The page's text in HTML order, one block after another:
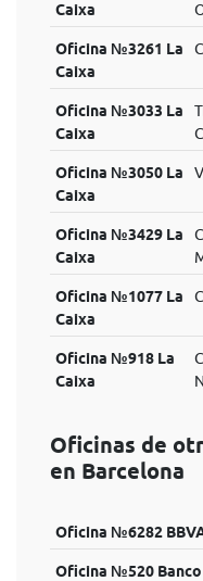
Caixa
Oficina №3261 La
Caixa
Oficina №3033 La
Caixa
Oficina №3050 La
Caixa
Oficina №3429 La
Caixa
Oficina №1077 La
Caixa
Oficina №918 La
Caixa
Oficinas de
en Barcelona
Oficina №6282
Oficina №520 Banco